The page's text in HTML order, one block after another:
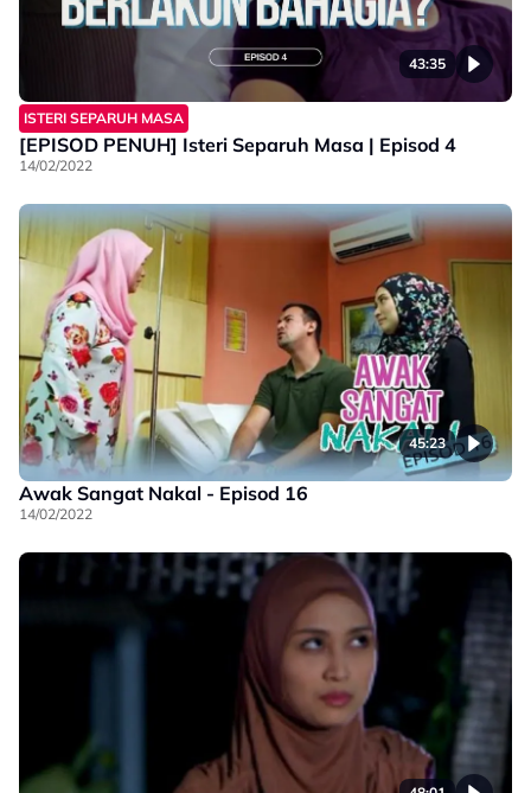
43:35
ISTERI SEPARUH MASA
[EPISOD PENUH] Isteri Separuh Masa | Episod 4
14/02/2022
45:23
Awak Sangat Nakal - Episod 16
14/02/2022